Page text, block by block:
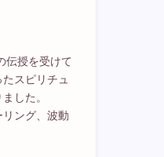
伝授を受けて
スピリチュ
した。
リング、波動